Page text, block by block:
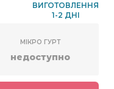
ВИГОТОВЛЕННЯ
1-2 ДНІ
МІКРО ГУРТ
недоступно